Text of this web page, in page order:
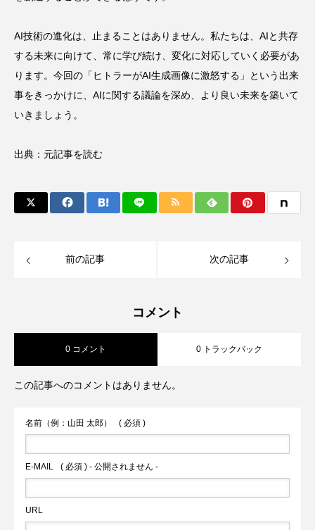
AI技術の進化は、止まることはありません。私たちは、AIと共存
する未来に向けて、常に学び続け、変化に対応していく必要があ
ります。今回の「ヒトラーがAI生成画像に激怒する」という出来
事をきっかけに、AIに関する議論を深め、より良い未来を築いて
いきましょう。
出典： 元記事を読む
前の記事 次の記事
コメント
0 コメント 0 トラックバック
この記事へのコメントはありません。
名前（例：山田 太郎） ( 必須 )
E-MAIL ( 必須 ) - 公開されません -
URL